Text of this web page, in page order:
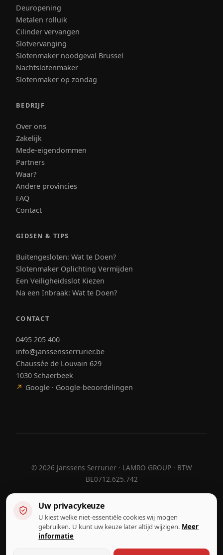
Deuropening
Metalen rolluik
Cilinder vervangen
Slotvervanging
Slotenmaker noodgeval Brussel
Nachtslotenmaker
Slotenmaker op zondag
BEDRIJF
Over ons
Zakelijk
Mede-eigendommen
Partners
Waar?
Andere provincies
FAQ
Contact
GIDSEN & TIPS
Buitengesloten: Wat te Doen?
Slotenmaker Oplichting Vermijden
Een Veiligheidsslot Kiezen
Na een Inbraak: Wat te Doen?
CONTACT
0495 205 400
info@janssensserrurier.be
Chaussée de Louvain 629
1030 Schaerbeek
↗ Google · Google-beoordelingen
© 2026 Janssens Serrurier · LAMRO GROUP · BTW
BE0712.625.742
Ontworpen doorHebora
Hebora
Gebruiksvoorwaarden
Uw privacykeuze
U kiest welke niet-essentiële cookies wij mogen
gebruiken. U kunt uw keuze later altijd wijzigen. Meer
informatie